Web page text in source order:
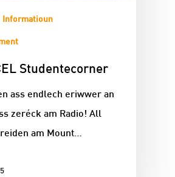
Informatioun
Studentecorner
ass endlech eriwwer an
zeréck am Radio! All
am Mount…